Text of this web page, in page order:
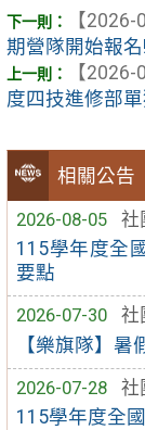
相關公告
2026-08-05
社
115學年度全
要點
2026-07-30
社
【樂旗隊】
2026-07-28
社
115學年度全
【2026-
期營隊開始報
【2026-
度四技進修部